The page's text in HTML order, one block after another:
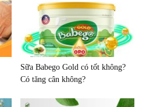
Sữa Babego Gold có tốt không?
Có tăng cân không?